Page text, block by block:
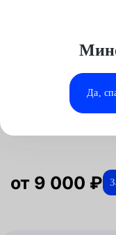
Да,
Услуги
Замена
от 9 000 ₽